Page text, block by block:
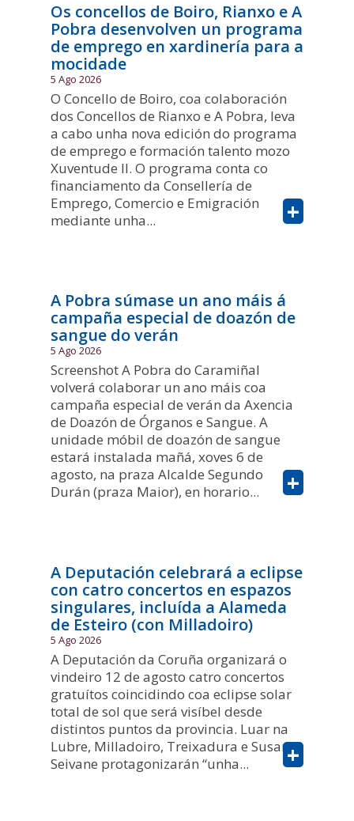
Os concellos de Boiro, Rianxo e A
Pobra desenvolven un programa
de emprego en xardinería para a
mocidade
5 Ago 2026
O Concello de Boiro, coa colaboración
dos Concellos de Rianxo e A Pobra, leva
a cabo unha nova edición do programa
de emprego e formación talento mozo
Xuventude II. O programa conta co
financiamento da Consellería de
Emprego, Comercio e Emigración
mediante unha...
+
A Pobra súmase un ano máis á
campaña especial de doazón de
sangue do verán
5 Ago 2026
Screenshot A Pobra do Caramiñal
volverá colaborar un ano máis coa
campaña especial de verán da Axencia
de Doazón de Órganos e Sangue. A
unidade móbil de doazón de sangue
estará instalada mañá, xoves 6 de
agosto, na praza Alcalde Segundo
Durán (praza Maior), en horario...
+
A Deputación celebrará a eclipse
con catro concertos en espazos
singulares, incluída a Alameda
de Esteiro (con Milladoiro)
5 Ago 2026
A Deputación da Coruña organizará o
vindeiro 12 de agosto catro concertos
gratuítos coincidindo coa eclipse solar
total de sol que será visíbel desde
distintos puntos da provincia. Luar na
Lubre, Milladoiro, Treixadura e Susana
Seivane protagonizarán “unha...
+